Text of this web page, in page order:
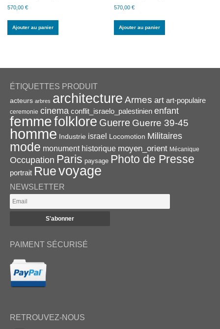
570,00 €
Ajouter au panier
570,00€
Ajouter au panier
ÉTIQUETTES PRODUIT
acteurs arbres architecture Armes art art-populaire
ceremonie cinema conflit_israelo_palestinien enfant
femmefolklore Guerre Guerre 39-45
homme Industrie israel Locomotion Militaires
mode monument historique moyen_orient Mécanique
Occupation Paris paysage Photo de Presse
portrait Ruevoyage
NEWSLETTER
PAIMENT SÉCURISÉ
RETROUVEZ-NOUS